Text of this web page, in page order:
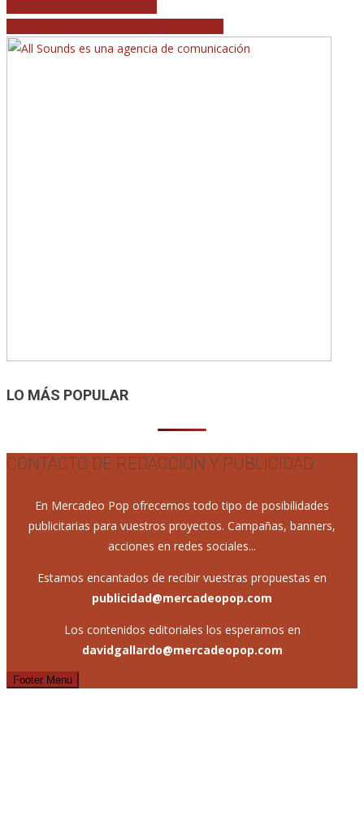
de
entradas
LO MÁS POPULAR
CONTACTO DE REDACCIÓN Y PUBLICIDAD
En Mercadeo Pop ofrecemos todo tipo de posibilidades
publicitarias para vuestros proyectos. Campañas, banners,
acciones en redes sociales...
Estamos encantados de recibir vuestras propuestas en
publicidad@mercadeopop.com
Los contenidos editoriales los esperamos en
davidgallardo@mercadeopop.com
Footer Menu